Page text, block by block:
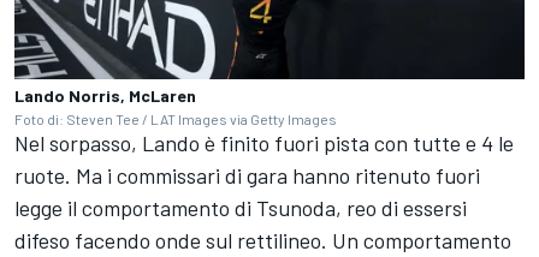
Lando Norris, McLaren
Foto di: Steven Tee / LAT Images via Getty Images
Nel sorpasso, Lando è finito fuori pista con tutte e 4 le
ruote. Ma i commissari di gara hanno ritenuto fuori
legge il comportamento di Tsunoda, reo di essersi
difeso facendo onde sul rettilineo. Un comportamento